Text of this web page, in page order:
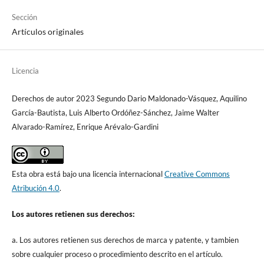
Sección
Artículos originales
Licencia
Derechos de autor 2023 Segundo Dario Maldonado-Vásquez, Aquilino
García-Bautista, Luis Alberto Ordóñez-Sánchez, Jaime Walter
Alvarado-Ramírez, Enrique Arévalo-Gardini
Esta obra está bajo una licencia internacionalCreative Commons
Atribución 4.0.
Los autores retienen sus derechos:
a. Los autores retienen sus derechos de marca y patente, y tambien
sobre cualquier proceso o procedimiento descrito en el artículo.